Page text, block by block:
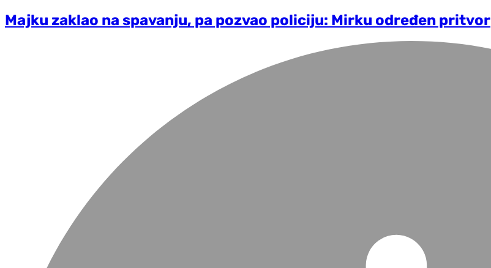
Majku zaklao na spavanju, pa pozvao policiju: Mirku određen pritvor